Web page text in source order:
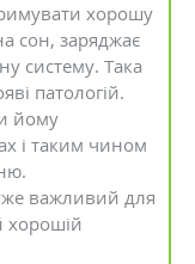
хорошу
сон, заряджає
систему. Така
патологій.
йому
і таким чином
важливий для
хорошій